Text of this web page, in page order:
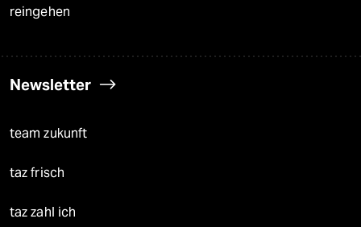
reingehen
Newsletter
team zukunft
taz frisch
taz zahl ich